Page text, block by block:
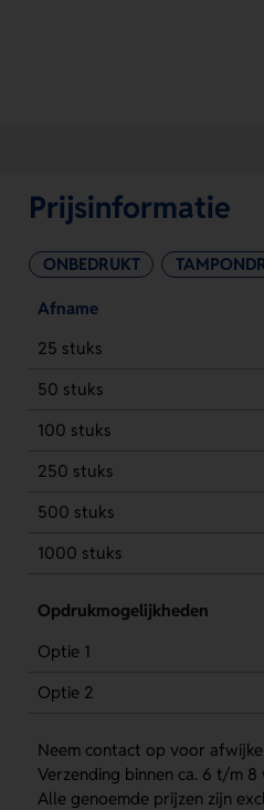
Prijsinformatie
ONBEDRUKT
Afname
25 stuks
50 stuks
100 stuks
250 stuks
500 stuks
1000 stuks
Opdrukmogelijkheden
Optie 1
Optie 2
Neem contact op voor
Verzending binnen ca. 6 t/m
Alle genoemde prijzen zijn